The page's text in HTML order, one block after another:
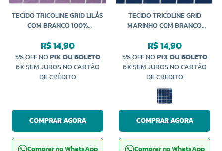
TECIDO TRICOLINE GRID LILÁS
COM BRANCO 100%
R$ 14,90
5% OFF NOPIX OU BOLETO
6X SEM JUROS NO CARTÃO
DE CRÉDITO
COMPRAR AGORA
Comprar no WhatsApp
TECIDO TRICOLINE GRID
MARINHO COM BRANCO
CALDEIRA
R$ 14,90
5% OFF NOPIX OU BOLETO
6X SEM JUROS NO CARTÃO
DE CRÉDITO
COMPRAR AGORA
Comprar no WhatsApp